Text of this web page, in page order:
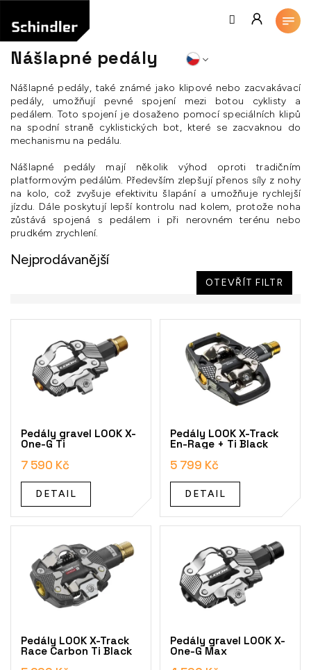
obsah
Nášlapné pedály
Nášlapné pedály, také známé jako klipové nebo zacvakávací
pedály, umožňují pevné spojení mezi botou cyklisty a
pedálem. Toto spojení je dosaženo pomocí speciálních klipů
na spodní straně cyklistických bot, které se zacvaknou do
mechanismu na pedálu.
Nášlapné pedály mají několik výhod oproti tradičním
platformovým pedálům. Především zlepšují přenos síly z nohy
na kolo, což zvyšuje efektivitu šlapání a umožňuje rychlejší
jízdu. Dále poskytují lepší kontrolu nad kolem, protože noha
zůstává spojená s pedálem i při nerovném terénu nebo
prudkém zrychlení.
Nejprodávanější
OTEVŘÍT FILTR
V
Pedály gravel LOOK X-
One-G Ti
7 590 Kč
DETAIL
Pedály LOOK X-Track
En-Rage + Ti Black
5 799 Kč
DETAIL
Pedály LOOK X-Track
Race Carbon Ti Black
Pedály gravel LOOK X-
One-G Max